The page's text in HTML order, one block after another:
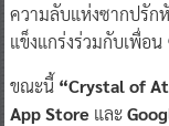
ความลับแห่งซากปรัก
แข็งแกร่งร่วมกับเพื่อน
ขณะนี้“Crystal of
App Store และ